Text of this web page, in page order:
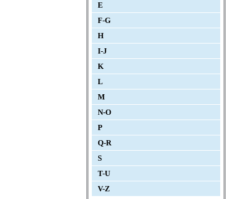
E
F-G
H
I-J
K
L
M
N-O
P
Q-R
S
T-U
V-Z